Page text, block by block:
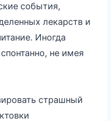
события,
лекарств и
Иногда
не имея
страшный